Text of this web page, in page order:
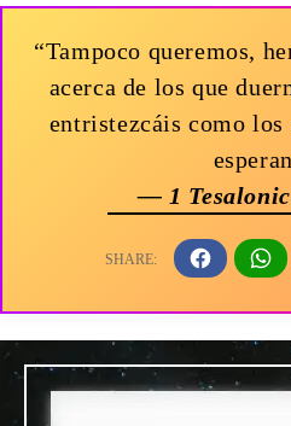
“Tampoco queremos,
acerca de los que
entristezcáis como los
— 1